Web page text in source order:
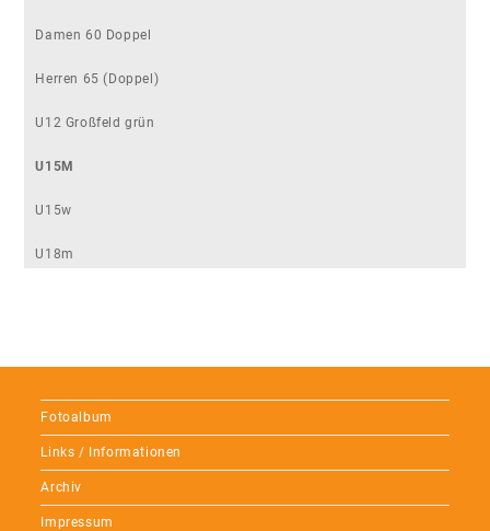
Damen 60 Doppel
Herren 65 (Doppel)
U12 Großfeld grün
U15M
U15w
U18m
Fotoalbum
Links / Informationen
Archiv
Impressum